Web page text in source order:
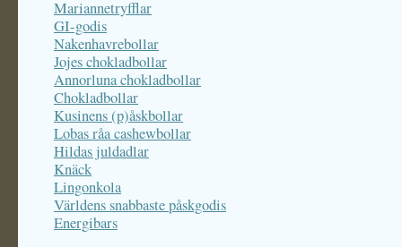
Mariannetryfflar
GI-godis
Nakenhavrebollar
Jojes chokladbollar
Annorluna chokladbollar
Chokladbollar
Kusinens (p)åskbollar
Lobas råa cashewbollar
Hildas juldadlar
Knäck
Lingonkola
Världens snabbaste påskgodis
Energibars